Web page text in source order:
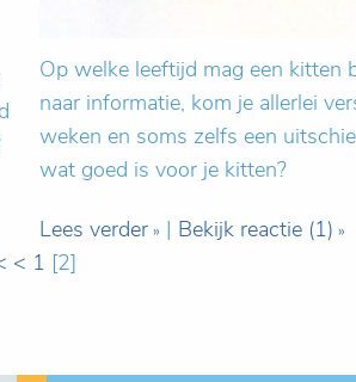
Op welke leeftijd mag een kitten
naar informatie, kom je allerlei
weken en soms zelfs een
wat goed is voor je kitten?
Lees verder | Bekijk reactie (1)
< 1 [2]